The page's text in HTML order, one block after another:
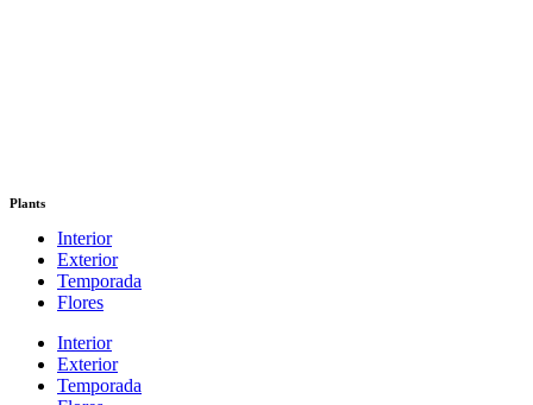
Plants
Interior
Exterior
Temporada
Flores
Interior
Exterior
Temporada